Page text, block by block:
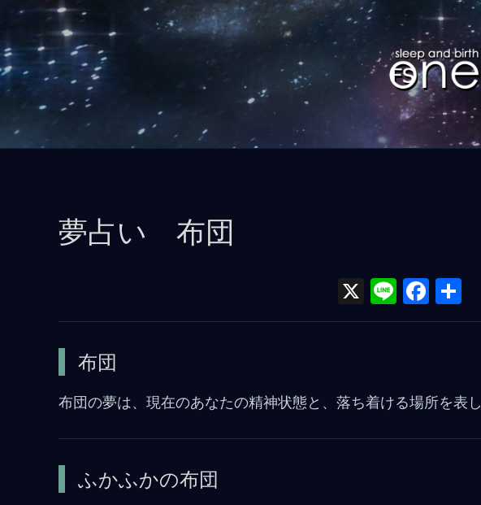
ン
テ
ン
夢占い 布団
X Li
n
F
a
o
k
布団
布団の夢は、現在のあなたの精神状態と、落ち着ける場所を表し
ふかふかの布団